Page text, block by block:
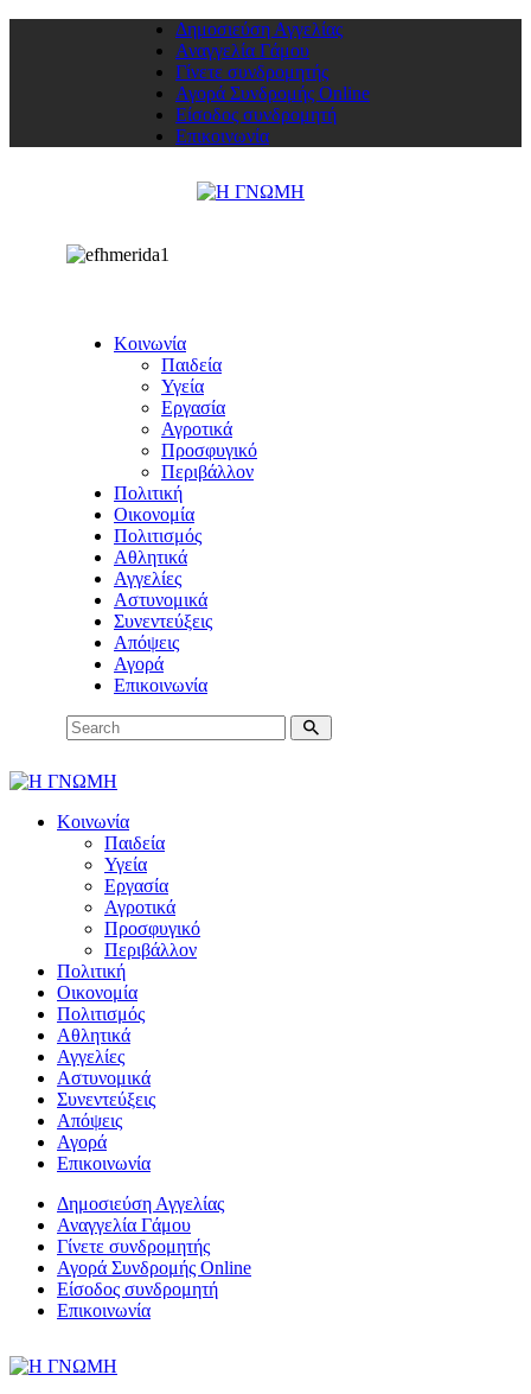
Δημοσιεύση Αγγελίας
Αναγγελία Γάμου
Γίνετε συνδρομητής
Αγορά Συνδρομής Online
Είσοδος συνδρομητή
Επικοινωνία
Κοινωνία
Παιδεία
Υγεία
Εργασία
Αγροτικά
Προσφυγικό
Περιβάλλον
Πολιτική
Οικονομία
Πολιτισμός
Αθλητικά
Αγγελίες
Αστυνομικά
Συνεντεύξεις
Απόψεις
Αγορά
Επικοινωνία
Κοινωνία
Παιδεία
Υγεία
Εργασία
Αγροτικά
Προσφυγικό
Περιβάλλον
Πολιτική
Οικονομία
Πολιτισμός
Αθλητικά
Αγγελίες
Αστυνομικά
Συνεντεύξεις
Απόψεις
Αγορά
Επικοινωνία
Δημοσιεύση Αγγελίας
Αναγγελία Γάμου
Γίνετε συνδρομητής
Αγορά Συνδρομής Online
Είσοδος συνδρομητή
Επικοινωνία